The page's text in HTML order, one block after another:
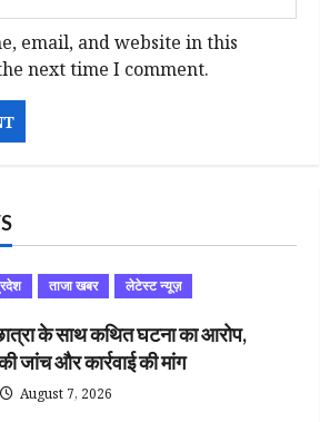
email, and website in this
next time I comment.
ताजा खबर लेटेस्ट न्यूज़
छात्रा के साथ कथित घटना का आरोप,
जांच और कार्रवाई की मांग
August 7, 2026